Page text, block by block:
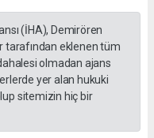
(İHA), Demirören
tarafından eklenen tüm
olmadan ajans
yer alan hukuki
sitemizin hiç bir